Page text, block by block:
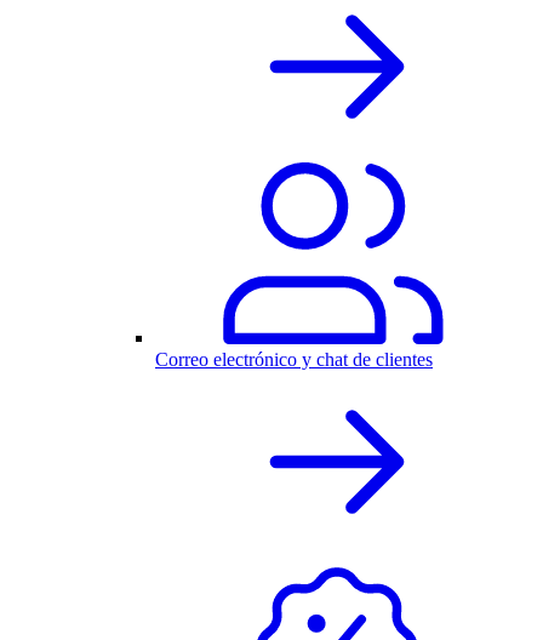
Correo electrónico y chat de clientes